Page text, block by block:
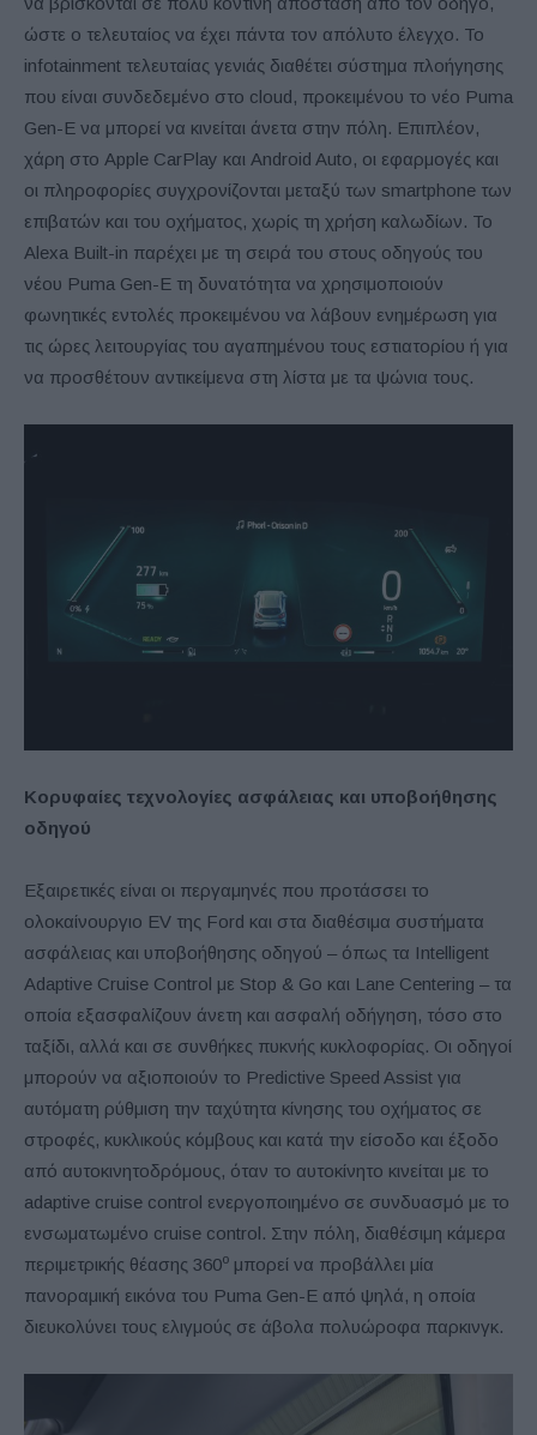
ώστε ο τελευταίος να έχει πάντα τον απόλυτο έλεγχο. Το
infotainment τελευταίας γενιάς διαθέτει σύστημα πλοήγησης
που είναι συνδεδεμένο στο cloud, προκειμένου το νέο Puma
Gen-E να μπορεί να κινείται άνετα στην πόλη. Επιπλέον,
χάρη στο Apple CarPlay και Android Auto, οι εφαρμογές και
οι πληροφορίες συγχρονίζονται μεταξύ των smartphone των
επιβατών και του οχήματος, χωρίς τη χρήση καλωδίων. Το
Alexa Built-in παρέχει με τη σειρά του στους οδηγούς του
νέου Puma Gen-E τη δυνατότητα να χρησιμοποιούν
φωνητικές εντολές προκειμένου να λάβουν ενημέρωση για
τις ώρες λειτουργίας του αγαπημένου τους εστιατορίου ή για
να προσθέτουν αντικείμενα στη λίστα με τα ψώνια τους.
Κορυφαίες τεχνολογίες ασφάλειας και υποβοήθησης
οδηγού
Εξαιρετικές είναι οι περγαμηνές που προτάσσει το
ολοκαίνουργιο EV της Ford και στα διαθέσιμα συστήματα
ασφάλειας και υποβοήθησης οδηγού – όπως τα Intelligent
Adaptive Cruise Control με Stop & Go και Lane Centering – τα
οποία εξασφαλίζουν άνετη και ασφαλή οδήγηση, τόσο στο
ταξίδι, αλλά και σε συνθήκες πυκνής κυκλοφορίας. Οι οδηγοί
μπορούν να αξιοποιούν το Predictive Speed Assist για
αυτόματη ρύθμιση την ταχύτητα κίνησης του οχήματος σε
στροφές, κυκλικούς κόμβους και κατά την είσοδο και έξοδο
από αυτοκινητοδρόμους, όταν το αυτοκίνητο κινείται με το
adaptive cruise control ενεργοποιημένο σε συνδυασμό με το
ενσωματωμένο cruise control. Στην πόλη, διαθέσιμη κάμερα
περιμετρικής θέασης 360ο μπορεί να προβάλλει μία
πανοραμική εικόνα του Puma Gen-E από ψηλά, η οποία
διευκολύνει τους ελιγμούς σε άβολα πολυώροφα παρκινγκ.